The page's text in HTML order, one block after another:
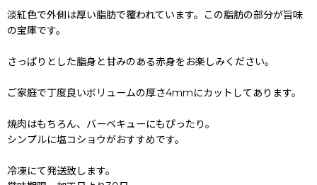
淡紅色で外側は厚い脂肪で覆われています。この脂肪の部分が旨味
の宝庫です。
さっぱりとした脂身と甘みのある赤身をお楽しみください。
ご家庭で丁度良いボリュームの厚さ4mmにカットしてあります。
焼肉はもちろん、バーベキューにもぴったり。
シンプルに塩コショウがおすすめです。
冷凍にて発送致します。